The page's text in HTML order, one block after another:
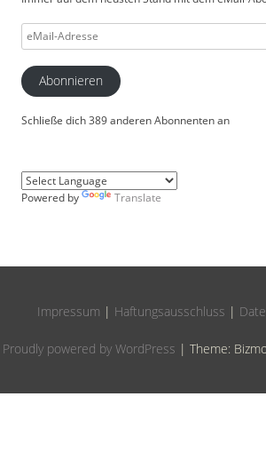
eMail-
Adresse
Abonnieren
Schließe dich 389 anderen Abonnenten an
Powered by Translate
Impressum | Haftungsausschluss |
Proudly powered by WordPress | Theme: